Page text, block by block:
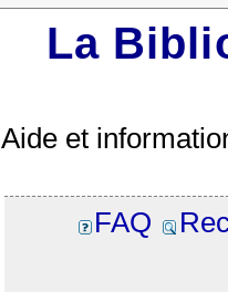
La
Aide et
FAQ